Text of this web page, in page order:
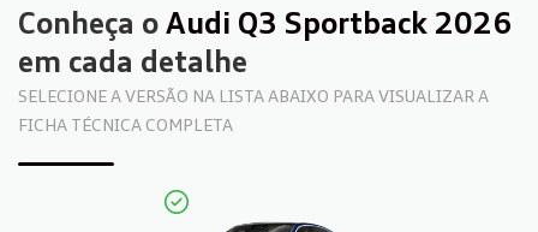
Conheça o Audi Q3 Sportback 2026
em cada detalhe
SELECIONE A VERSÃO NA LISTA ABAIXO PARA VISUALIZAR A
FICHA TÉCNICA COMPLETA